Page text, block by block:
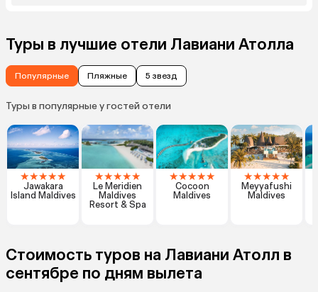
Туры в лучшие отели Лавиани Атолла
Популярные Пляжные 5 звезд
Туры в популярные у гостей отели
★★★★★
Jawakara
Island Maldives
★★★★★
Le Meridien
Maldives
Resort & Spa
★★★★★
Cocoon
Maldives
★★★★★
Meyyafushi
Maldives
Стоимость туров на Лавиани Атолл в
сентябре по дням вылета